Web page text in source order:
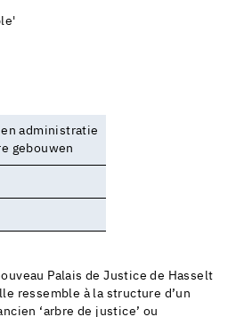
en administratie
gebouwen
Palais de Justice de Hasselt
ressemble à la structure d’un
‘arbre de justice’ ou